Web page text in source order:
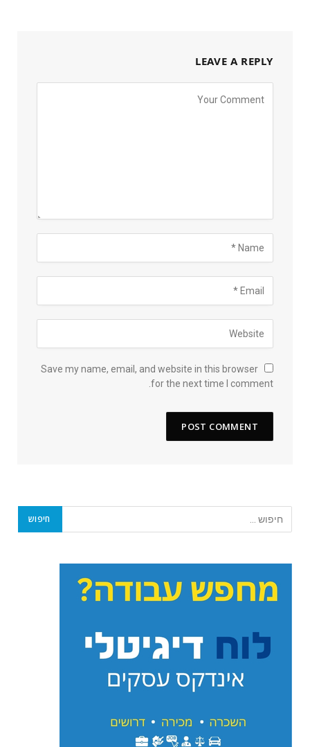
LEAVE A REPLY
Save my name, email, and website in this browser
for the next time I comment.